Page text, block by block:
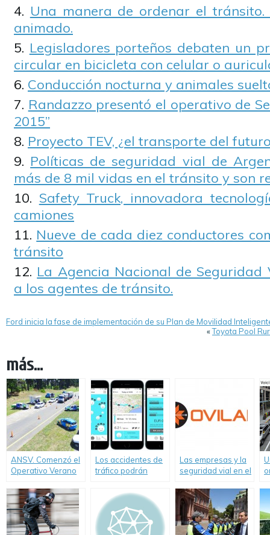
Una manera de ordenar el tránsito.
animado.
Legisladores porteños debaten un
circular en bicicleta con celular o
Conducción nocturna y animales
Randazzo presentó el operativo de
2015”
Proyecto TEV, ¿el transporte del
Políticas de seguridad vial de
más de 8 mil vidas en el tránsito y son
Safety Truck, innovadora
camiones
Nueve de cada diez conductores
tránsito
La Agencia Nacional de Seguridad
a los agentes de tránsito.
Ford inicia la fase de implementación de su Plan de Movilidad
«Toyota Pool
más...
ANSV. Comenzó el
Operativo Verano
Los accidentes de
tráfico podrán
una App
denominada
Drivies
Las empresas y la
seguridad vial en el
de OVILAM